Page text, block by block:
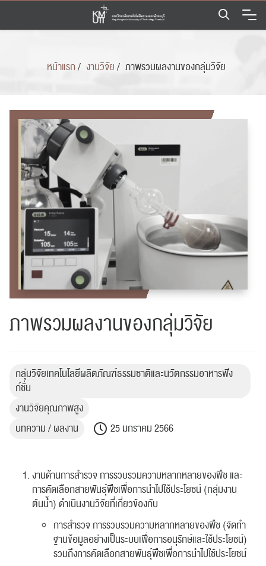
Skip
content
หน้าแรก/ งานวิจัย/ ภาพรวมผลงานของกลุ่มวิจัย
ภาพรวมผลงานของกลุ่มวิจัย
กลุ่มวิจัยเทคโนโลยีผลิตภัณฑ์ธรรมชาติและนวัตกรรมอาหารฟัง
ก์ชั่น
งานวิจัยคุณภาพสูง
บทความ / ผลงาน
25 มกราคม 2566
งานด้านการสำรวจ การรวบรวมความหลากหลายของพืช และ
การคัดเลือกสายพันธุ์พืชเพื่อการนำไปใช้ประโยชน์ (กลุ่มงาน
ต้นน้ำ) ดำเนินงานวิจัยที่เกี่ยวข้องกับ
การสำรวจ การรวบรวมความหลากหลายของพืช (จัดทำ
ฐานข้อมูลอย่างเป็นระบบเพื่อการอนุรักษ์และใช้ประโยชน์)
รวมถึงการคัดเลือกสายพันธุ์พืชเพื่อการนำไปใช้ประโยชน์